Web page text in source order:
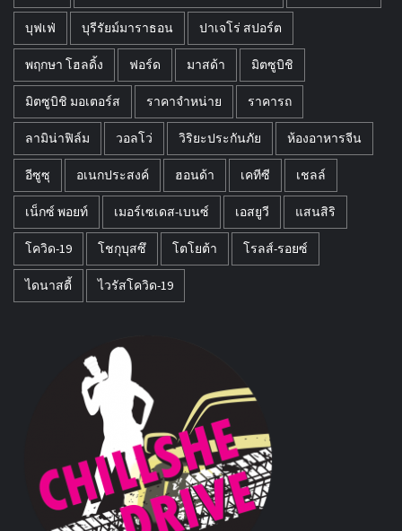
บุฟเฟ่ บุรีรัยม์มาราธอน ปาเจโร่ สปอร์ต
พฤกษา โฮลดิ้ง ฟอร์ด มาสด้า มิตซูบิชิ
มิตซูบิชิ มอเตอร์ส ราคาจำหน่าย ราคารถ
ลามิน่าฟิล์ม วอลโว่ วิริยะประกันภัย ห้องอาหารจีน
อีซูซุ อเนกประสงค์ ฮอนด้า เคทีซี เชลล์
เน็กซ์ พอยท์ เมอร์เซเดส-เบนซ์ เอสยูวี แสนสิริ
โควิด-19 โชกุบุสซึ โตโยต้า โรลส์-รอยซ์
ไดนาสตี้ ไวรัสโควิด-19